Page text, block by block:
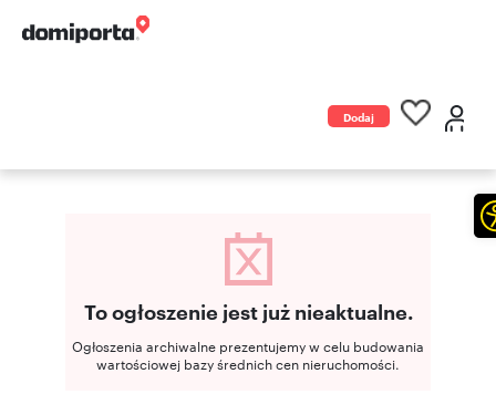
Dodaj
To ogłoszenie jest już nieaktualne.
Ogłoszenia archiwalne prezentujemy w celu budowania
wartościowej bazy średnich cen nieruchomości.